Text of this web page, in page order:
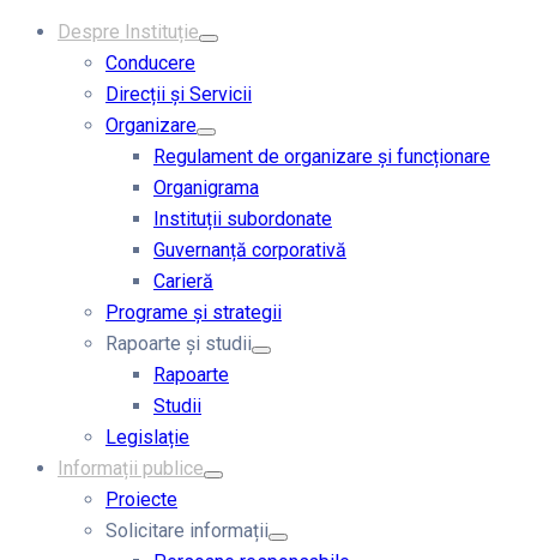
Despre Instituție
Conducere
Direcții și Servicii
Organizare
Regulament de organizare și funcționare
Organigrama
Instituții subordonate
Guvernanță corporativă
Carieră
Programe și strategii
Rapoarte și studii
Rapoarte
Studii
Legislație
Informații publice
Proiecte
Solicitare informații